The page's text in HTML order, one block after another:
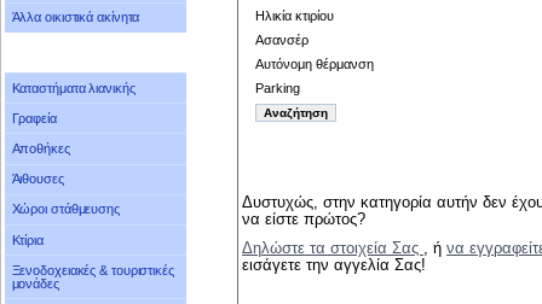
Άλλα οικιστικά ακίνητα
Καταστήματα λιανικής
Γραφεία
Αποθήκες
Άιθουσες
Χώροι στάθμευσης
Κτίρια
Ξενοδοχειακές & τουριστικές
μονάδες
Ηλικία κτιρίου
Ασανσέρ
Αυτόνομη θέρμανση
Parking
Δυστυχώς, στην κατηγορία αυτήν δεν
να είστε πρώτος?
Δηλώστε τα στοιχεία Σας , ή να
εισάγετε την αγγελία Σας!